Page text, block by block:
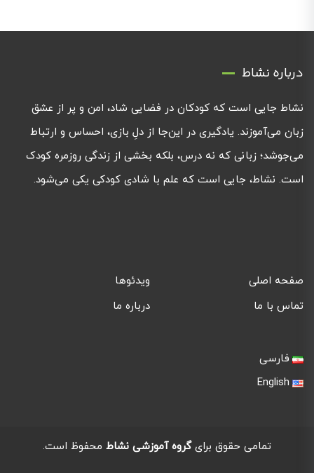
درباره نشاط
نشاط جایی است که کودکان در فضایی شاد، امن و پر از عشق
زبان می‌آموزند. یادگیری در این‌جا از دلِ بازی، احساس و ارتباط
می‌جوشد؛ زبانی که نه درس، بلکه بخشی از زندگی روزمره کودک
است. نشاط، جایی است که علم با شادی کودکی یکی می‌شود.
صفحه اصلی
ویدئوها
تماس با ما
درباره ما
فارسی
English
تمامی حقوق برایگروه آموزشی نشاط محفوظ است.